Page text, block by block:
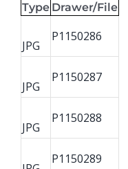
Type Drawer/File
JPG
P1150286
JPG
P1150287
JPG
P1150288
P1150289